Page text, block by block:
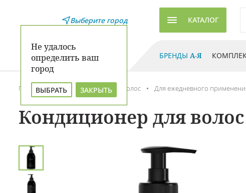
Выберите город
Не удалось
определить ваш
город
ВЫБРАТЬ ЗАКРЫТЬ
КАТАЛОГ
БРЕНДЫ А-Я
Главная Каталог Уход для волос Для ежедневного
Кондиционер для